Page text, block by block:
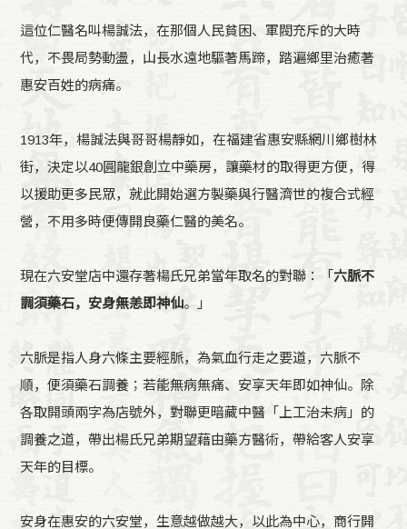
這位仁醫名叫楊誠法，在那個人民貧困、軍閥充斥的大時
代，不畏局勢動盪，山長水遠地驅著馬蹄，踏遍鄉里治癒著
惠安百姓的病痛。
1913年，楊誠法與哥哥楊靜如，在福建省惠安縣網川鄉樹林
街，決定以40圓龍銀創立中藥房，讓藥材的取得更方便，得
以援助更多民眾，就此開始選方製藥與行醫濟世的複合式經
營，不用多時便傳開良藥仁醫的美名。
現在六安堂店中還存著楊氏兄弟當年取名的對聯：「 六脈不
調須藥石，安身無恙即神仙。」
六脈是指人身六條主要經脈，為氣血行走之要道，六脈不
順，便須藥石調養；若能無病無痛、安享天年即如神仙。除
各取開頭兩字為店號外，對聯更暗藏中醫「上工治未病」的
調養之道，帶出楊氏兄弟期望藉由藥方醫術，帶給客人安享
天年的目標。
安身在惠安的六安堂，生意越做越大，以此為中心，商行開